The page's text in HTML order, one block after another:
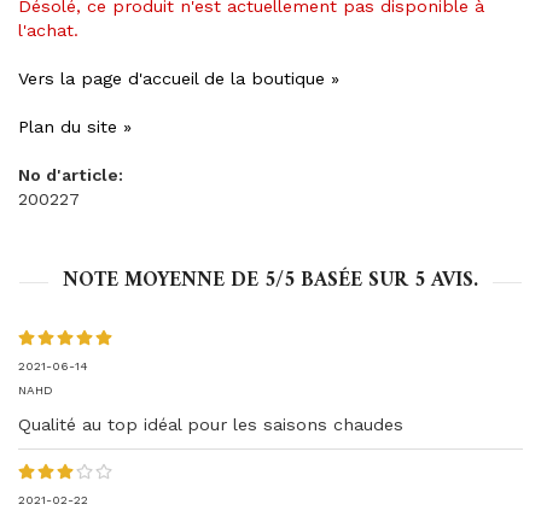
Désolé, ce produit n'est actuellement pas disponible à
l'achat.
Vers la page d'accueil de la boutique »
Plan du site »
No d'article:
200227
NOTE MOYENNE DE 5/5 BASÉE SUR5AVIS.
2021-06-14
NAHD
Qualité au top idéal pour les saisons chaudes
2021-02-22